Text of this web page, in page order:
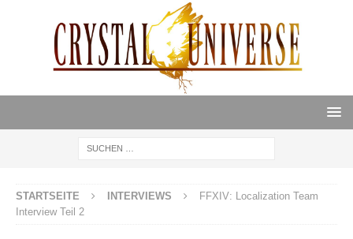
STARTSEITE INTERVIEWS
FFXIV: Localization Team
Interview Teil 2